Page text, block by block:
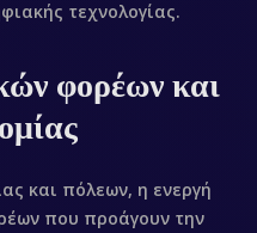
τεχνολογίας.
φορέων και
και πόλεων, η ενεργή
που προάγουν την